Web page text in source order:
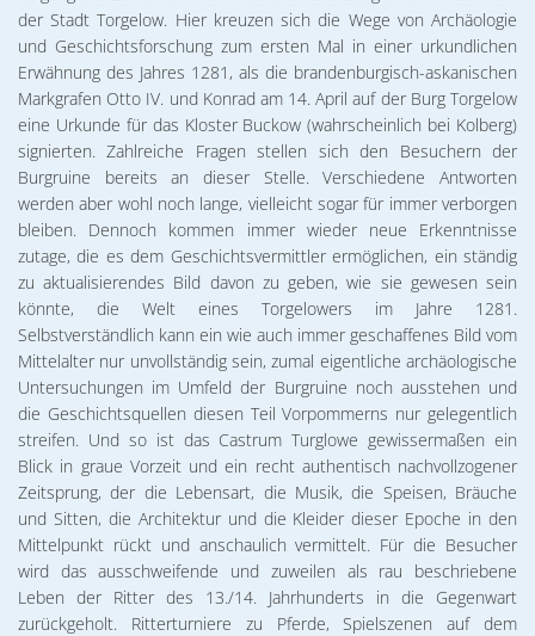
Wohnen
Torgelower Stadtfilm
Europäischer Fonds für regionale
09.12.2026 Weihnachtskonzert
der Stadt Torgelow. Hier kreuzen sich die Wege von Archäologie
und Geschichtsforschung zum ersten Mal in einer urkundlichen
Erwähnung des Jahres 1281, als die brandenburgisch-askanischen
Markgrafen Otto IV. und Konrad am 14. April auf der Burg Torgelow
eine Urkunde für das Kloster Buckow (wahrscheinlich bei Kolberg)
signierten. Zahlreiche Fragen stellen sich den Besuchern der
Burgruine bereits an dieser Stelle. Verschiedene Antworten
werden aber wohl noch lange, vielleicht sogar für immer verborgen
bleiben. Dennoch kommen immer wieder neue Erkenntnisse
zutage, die es dem Geschichtsvermittler ermöglichen, ein ständig
zu aktualisierendes Bild davon zu geben, wie sie gewesen sein
könnte, die Welt eines Torgelowers im Jahre 1281.
Selbstverständlich kann ein wie auch immer geschaffenes Bild vom
Mittelalter nur unvollständig sein, zumal eigentliche archäologische
Untersuchungen im Umfeld der Burgruine noch ausstehen und
die Geschichtsquellen diesen Teil Vorpommerns nur gelegentlich
streifen. Und so ist das Castrum Turglowe gewissermaßen ein
Blick in graue Vorzeit und ein recht authentisch nachvollzogener
Zeitsprung, der die Lebensart, die Musik, die Speisen, Bräuche
und Sitten, die Architektur und die Kleider dieser Epoche in den
Mittelpunkt rückt und anschaulich vermittelt. Für die Besucher
wird das ausschweifende und zuweilen als rau beschriebene
Leben der Ritter des 13./14. Jahrhunderts in die Gegenwart
zurückgeholt. Ritterturniere zu Pferde, Spielszenen auf dem